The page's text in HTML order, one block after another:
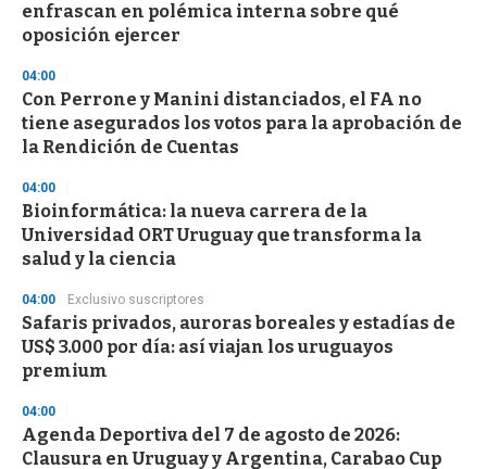
enfrascan en polémica interna sobre qué
oposición ejercer
04:00
Con Perrone y Manini distanciados, el FA no
tiene asegurados los votos para la aprobación de
la Rendición de Cuentas
04:00
Bioinformática: la nueva carrera de la
Universidad ORT Uruguay que transforma la
salud y la ciencia
04:00 Exclusivo suscriptores
Safaris privados, auroras boreales y estadías de
US$ 3.000 por día: así viajan los uruguayos
premium
04:00
Agenda Deportiva del 7 de agosto de 2026:
Clausura en Uruguay y Argentina, Carabao Cup